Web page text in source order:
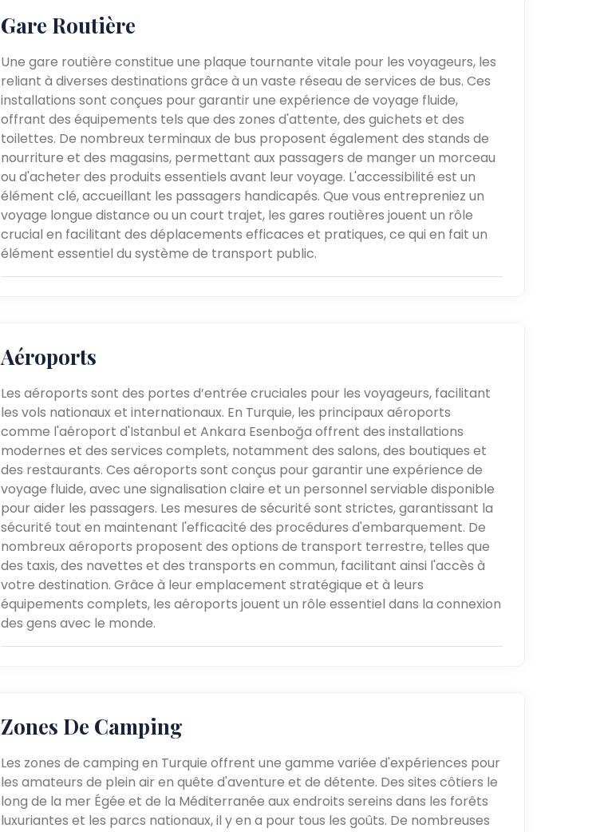
Gare Routière
Une gare routière constitue une plaque tournante vitale pour les voyageurs, les
reliant à diverses destinations grâce à un vaste réseau de services de bus. Ces
installations sont conçues pour garantir une expérience de voyage fluide,
offrant des équipements tels que des zones d'attente, des guichets et des
toilettes. De nombreux terminaux de bus proposent également des stands de
nourriture et des magasins, permettant aux passagers de manger un morceau
ou d'acheter des produits essentiels avant leur voyage. L'accessibilité est un
élément clé, accueillant les passagers handicapés. Que vous entrepreniez un
voyage longue distance ou un court trajet, les gares routières jouent un rôle
crucial en facilitant des déplacements efficaces et pratiques, ce qui en fait un
élément essentiel du système de transport public.
Aéroports
Les aéroports sont des portes d’entrée cruciales pour les voyageurs, facilitant
les vols nationaux et internationaux. En Turquie, les principaux aéroports
comme l'aéroport d'Istanbul et Ankara Esenboğa offrent des installations
modernes et des services complets, notamment des salons, des boutiques et
des restaurants. Ces aéroports sont conçus pour garantir une expérience de
voyage fluide, avec une signalisation claire et un personnel serviable disponible
pour aider les passagers. Les mesures de sécurité sont strictes, garantissant la
sécurité tout en maintenant l'efficacité des procédures d'embarquement. De
nombreux aéroports proposent des options de transport terrestre, telles que
des taxis, des navettes et des transports en commun, facilitant ainsi l'accès à
votre destination. Grâce à leur emplacement stratégique et à leurs
équipements complets, les aéroports jouent un rôle essentiel dans la connexion
des gens avec le monde.
Zones De Camping
Les zones de camping en Turquie offrent une gamme variée d'expériences pour
les amateurs de plein air en quête d'aventure et de détente. Des sites côtiers le
long de la mer Égée et de la Méditerranée aux endroits sereins dans les forêts
luxuriantes et les parcs nationaux, il y en a pour tous les goûts. De nombreuses